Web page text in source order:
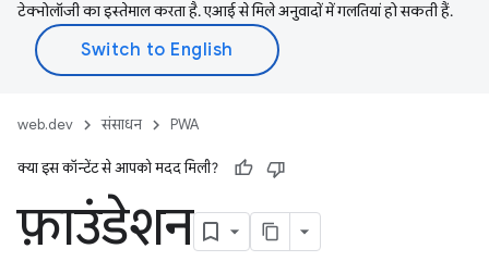
टेक्नोलॉजी का इस्तेमाल करता है. एआई से मिले अनुवादों में गलतियां हो सकती हैं.
web.dev संसाधन PWA
क्या इस कॉन्टेंट से आपको मदद मिली?
फ़ाउंडेशन